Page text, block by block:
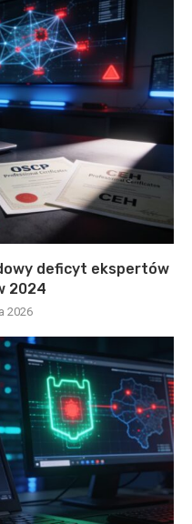
deficyt ekspertów
2024
2026